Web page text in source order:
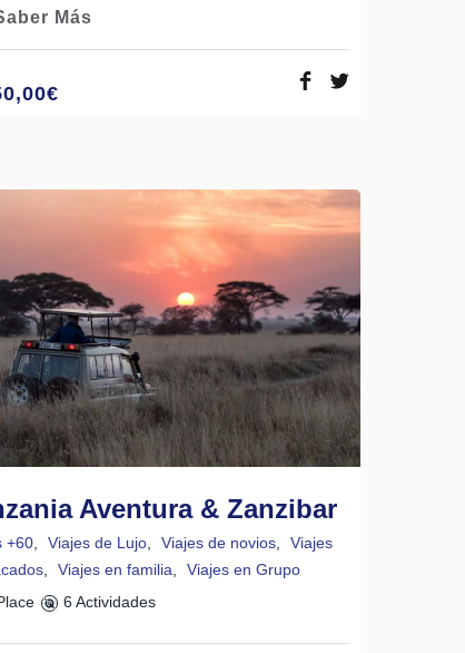
Más
€
Aventura & Zanzibar
+60, Viajes de Lujo, Viajes de novios,
Viajes
, Viajes en familia,
Viajes en Grupo
6 Actividades